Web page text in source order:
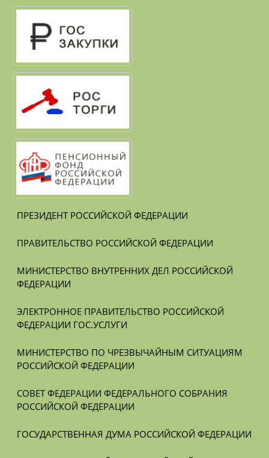
ПРЕЗИДЕНТ РОССИЙСКОЙ ФЕДЕРАЦИИ
ПРАВИТЕЛЬСТВО РОССИЙСКОЙ ФЕДЕРАЦИИ
МИНИСТЕРСТВО ВНУТРЕННИХ ДЕЛ РОССИЙСКОЙ
ФЕДЕРАЦИИ
ЭЛЕКТРОННОЕ ПРАВИТЕЛЬСТВО РОССИЙСКОЙ
ФЕДЕРАЦИИ ГОС.УСЛУГИ
МИНИСТЕРСТВО ПО ЧРЕЗВЫЧАЙНЫМ СИТУАЦИЯМ
РОССИЙСКОЙ ФЕДЕРАЦИИ
СОВЕТ ФЕДЕРАЦИИ ФЕДЕРАЛЬНОГО СОБРАНИЯ
РОССИЙСКОЙ ФЕДЕРАЦИИ
ГОСУДАРСТВЕННАЯ ДУМА РОССИЙСКОЙ ФЕДЕРАЦИИ